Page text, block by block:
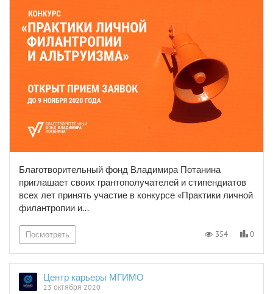
Благотворительный фонд Владимира Потанина
приглашает своих грантополучателей и стипендиатов
всех лет принять участие в конкурсе «Практики личной
филантропии и...
Посмотреть 354 0
Центр карьеры МГИМО
23 октября 2020